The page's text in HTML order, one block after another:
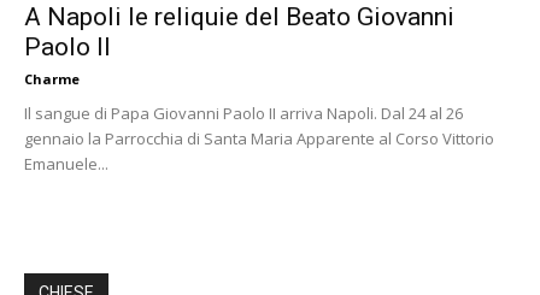
A Napoli le reliquie del Beato Giovanni
Paolo II
Charme
Il sangue di Papa Giovanni Paolo II arriva Napoli. Dal 24 al 26
gennaio la Parrocchia di Santa Maria Apparente al Corso Vittorio
Emanuele...